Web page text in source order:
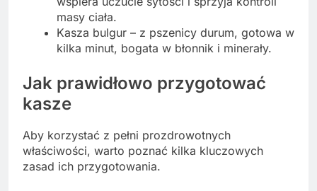
masy ciała.
Kasza bulgur – z pszenicy durum, gotowa w
kilka minut, bogata w błonnik i minerały.
Jak prawidłowo przygotować
kasze
Aby korzystać z pełni prozdrowotnych
właściwości, warto poznać kilka kluczowych
zasad ich przygotowania.